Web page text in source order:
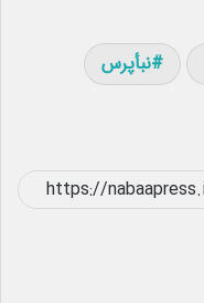
نبأپرس